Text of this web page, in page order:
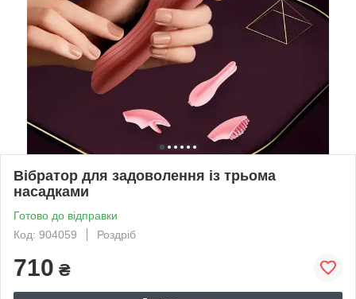
Вібратор для задоволення із трьома
насадками
Готово до відправки
Код: 904059
Роздріб
710 ₴